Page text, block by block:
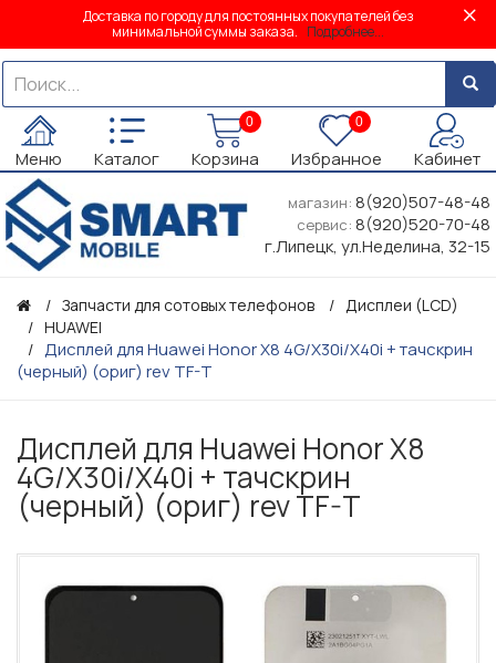
Доставка по городу для постоянных покупателей без
минимальной суммы заказа. Подробнее...
Меню Каталог
0
Корзина
0
Избранное Кабинет
магазин: 8(920)507-48-48
сервис: 8(920)520-70-48
г.Липецк, ул.Неделина, 32-15
Запчасти для сотовых телефонов
Дисплеи (LCD)
HUAWEI
Дисплей для Huawei Honor X8 4G/X30i/X40i + тачскрин
(черный) (ориг) rev TF-T
Дисплей для Huawei Honor X8
4G/X30i/X40i + тачскрин
(черный) (ориг) rev TF-T